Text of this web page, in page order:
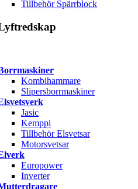
Tillbehör Spärrblock
Kombihammare
Slipersborrmaskiner
Jasic
Kemppi
Tillbehör Elsvetsar
Motorsvetsar
Europower
Inverter